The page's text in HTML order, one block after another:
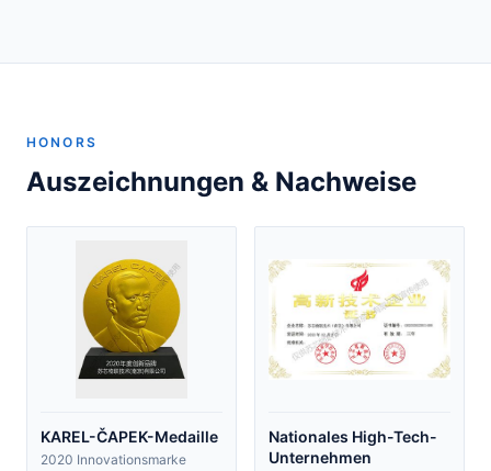
HONORS
Auszeichnungen & Nachweise
KAREL-ČAPEK-Medaille
2020 Innovationsmarke
Nationales High-Tech-
Unternehmen